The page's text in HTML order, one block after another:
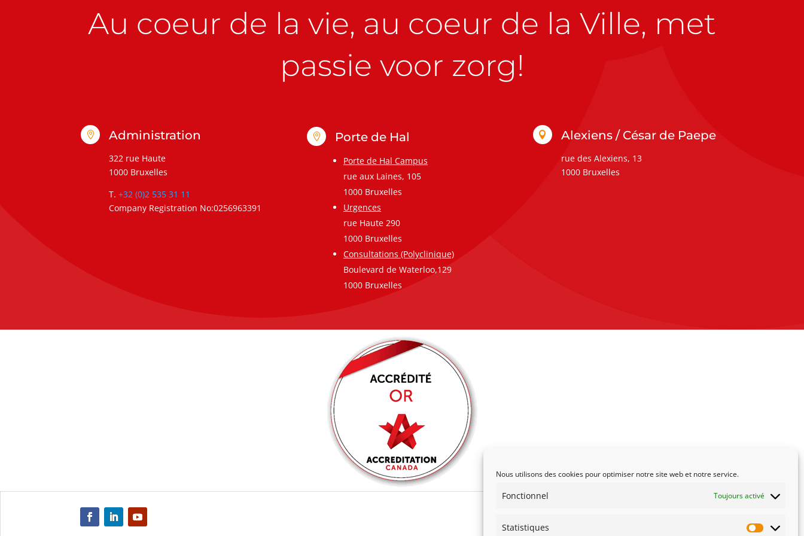
Nous utilisons des cookies pour optimiser notre site web et notre service.
Fonctionnel Toujours activé
Statistiques
Au coeur de la vie, au coeur de la Ville, met
passie voor zorg!
 Administration
322 rue Haute
1000 Bruxelles
T. +32 (0)2 535 31 11
Company Registration No:0256963391
 Porte de Hal
Porte de Hal Campus
rue aux Laines, 105
1000 Bruxelles
Urgences
rue Haute 290
1000 Bruxelles
Consultations (Polyclinique)
Boulevard de Waterloo,129
1000 Bruxelles
 Alexiens / César de Paepe
rue des Alexiens, 13
1000 Bruxelles